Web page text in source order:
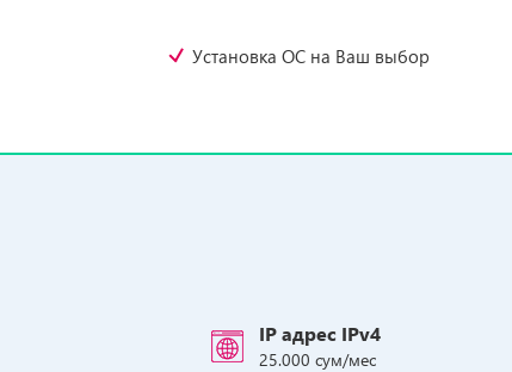
Установка OC на Ваш выбор
IP адрес IPv4
25.000 сум/мес